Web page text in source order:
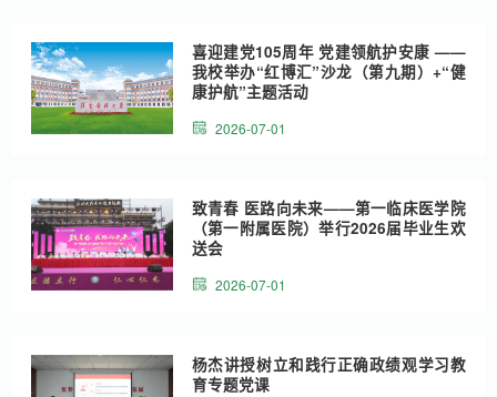
喜迎建党105周年 党建领航护安康 ——
我校举办“红博汇”沙龙（第九期）+“健
康护航”主题活动
2026-07-01
致青春 医路向未来——第一临床医学院
（第一附属医院）举行2026届毕业生欢
送会
2026-07-01
杨杰讲授树立和践行正确政绩观学习教
育专题党课